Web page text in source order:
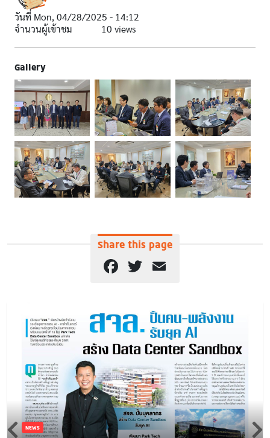
วันที่ Mon, 04/28/2025 - 14:12
จำนวนผู้เข้าชม
10 views
Gallery
Share this page
Facebook
Twitter
NEWS